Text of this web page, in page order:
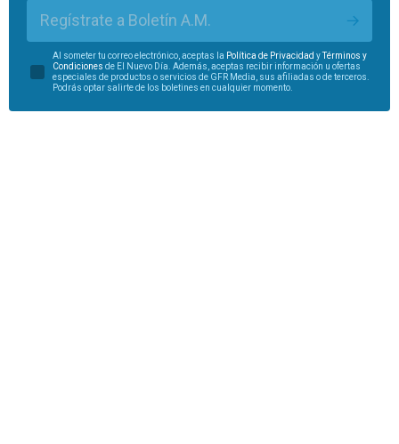
Regístrate a Boletín A.M.
Al someter tu correo electrónico, aceptas la Política de Privacidad y
Términos y
Condiciones de El Nuevo Día. Además, aceptas recibir información u ofertas
especiales de productos o servicios de GFR Media, sus afiliadas o de terceros.
Podrás optar salirte de los boletines en cualquier momento.